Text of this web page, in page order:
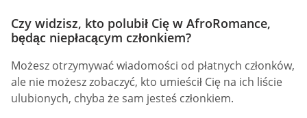
Czy widzisz, kto polubił Cię w AfroRomance,
będąc niepłacącym członkiem?
Możesz otrzymywać wiadomości od płatnych członków,
ale nie możesz zobaczyć, kto umieścił Cię na ich liście
ulubionych, chyba że sam jesteś członkiem.